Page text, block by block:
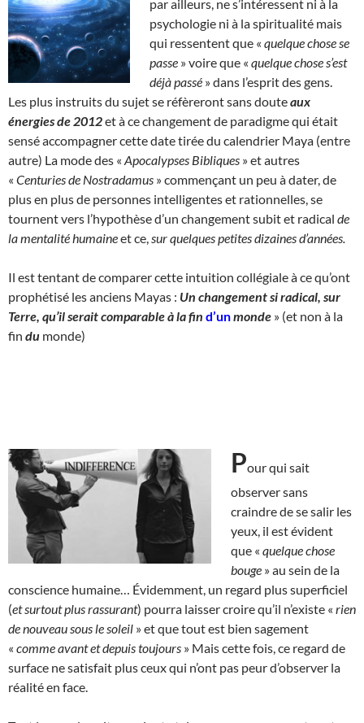
par ailleurs, ne s’intéressent ni à la
psychologie ni à la spiritualité mais
qui ressentent que « quelque chose se
passe » voire que « quelque chose s’est
déjà passé » dans l’esprit des gens.
Les plus instruits du sujet se réfèreront sans douteaux
énergies de 2012et à ce changement de paradigme qui était
sensé accompagner cette date tirée du calendrier Maya (entre
autre) La mode des « Apocalypses Bibliques » et autres
« Centuries de Nostradamus » commençant un peu à dater, de
plus en plus de personnes intelligentes et rationnelles, se
tournent vers l’hypothèse d’un changement subit et radical de
la mentalité humaineet ce, sur quelques petites dizaines d’années.
Il est tentant de comparer cette intuition collégiale à ce qu’ont
prophétisé les anciens Mayas : Un changement si radical, sur
Terre, qu’il serait comparable à la fin d’unmonde » (et non à la
fin du monde)
Pour qui sait
observer sans
craindre de se salir les
yeux, il est évident
que « quelque chose
bouge » au sein de la
conscience humaine… Évidemment, un regard plus superficiel
(et surtout plus rassurant) pourra laisser croire qu’il n’existe « rien
de nouveau sous le soleil » et que tout est bien sagement
« comme avant et depuis toujours » Mais cette fois, ce regard de
surface ne satisfait plus ceux qui n’ont pas peur d’observer la
réalité en face.